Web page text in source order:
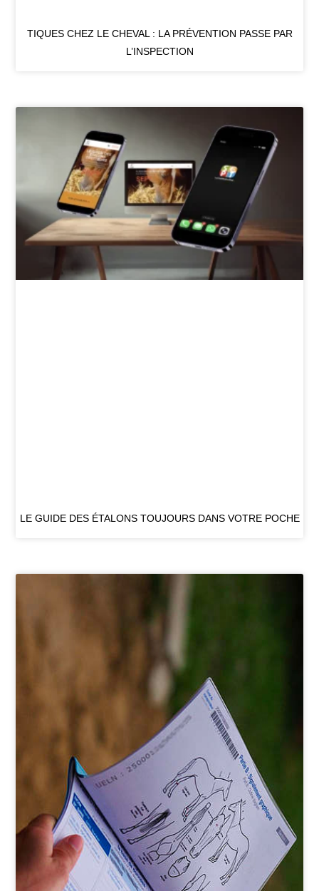
TIQUES CHEZ LE CHEVAL : LA PRÉVENTION PASSE PAR
L’INSPECTION
LE GUIDE DES ÉTALONS TOUJOURS DANS VOTRE POCHE